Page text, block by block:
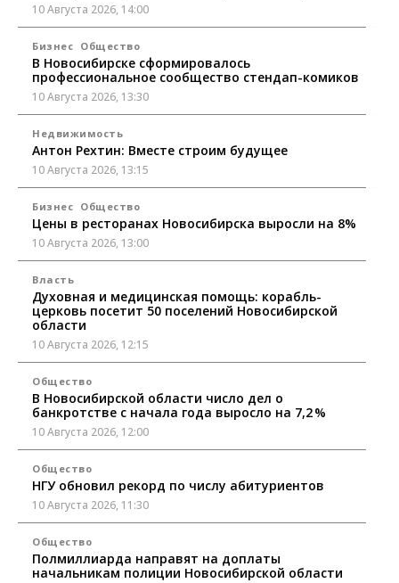
10 Августа 2026, 14:00
Бизнес Общество
В Новосибирске сформировалось
профессиональное сообщество стендап-комиков
10 Августа 2026, 13:30
Недвижимость
Антон Рехтин: Вместе строим будущее
10 Августа 2026, 13:15
Бизнес Общество
Цены в ресторанах Новосибирска выросли на 8%
10 Августа 2026, 13:00
Власть
Духовная и медицинская помощь: корабль-
церковь посетит 50 поселений Новосибирской
области
10 Августа 2026, 12:15
Общество
В Новосибирской области число дел о
банкротстве с начала года выросло на 7,2 %
10 Августа 2026, 12:00
Общество
НГУ обновил рекорд по числу абитуриентов
10 Августа 2026, 11:30
Общество
Полмиллиарда направят на доплаты
начальникам полиции Новосибирской области